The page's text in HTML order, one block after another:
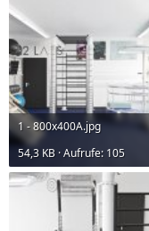
1 - 800x400A.jpg
54,3 KB · Aufrufe: 105